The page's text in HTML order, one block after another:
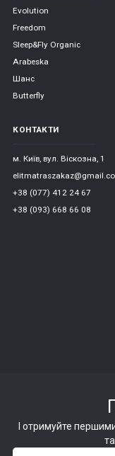
Evolution
Freedom
Sleep&Fly Organic
Arabeska
Шанс
Butterfly
КОНТАКТИ
м. Київ, вул. Віскозна, 1
+38 (077) 412 24 67
+38 (093) 668 66 08
І отримуйте